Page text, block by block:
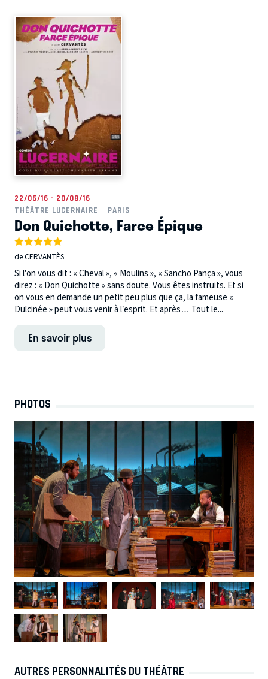
22/06/16 - 20/08/16
THÉÂTRE LUCERNAIRE
PARIS
Don Quichotte, Farce Épique
de CERVANTÈS
Si l’on vous dit : « Cheval », « Moulins », « Sancho Pança », vous
direz : « Don Quichotte » sans doute. Vous êtes instruits. Et si
on vous en demande un petit peu plus que ça, la fameuse «
Dulcinée » peut vous venir à l’esprit. Et après… Tout le...
En savoir plus
PHOTOS
AUTRES PERSONNALITÉS DU THÉÂTRE